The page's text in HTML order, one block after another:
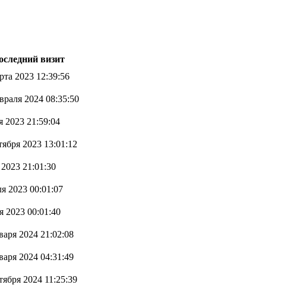
визит
2023 12:39:56
2024 08:35:50
2023 21:59:04
2023 13:01:12
21:01:30
2023 00:01:07
2023 00:01:40
2024 21:02:08
2024 04:31:49
2024 11:25:39